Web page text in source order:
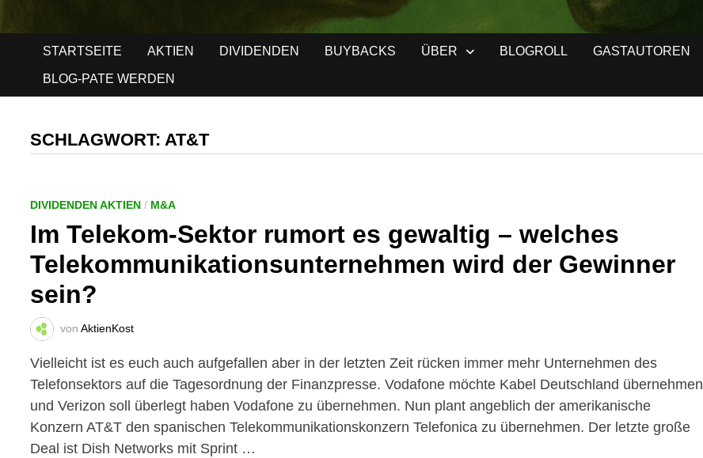
STARTSEITE AKTIEN DIVIDENDEN BUYBACKS ÜBER BLOGROLL GASTAUTOREN
BLOG-PATE WERDEN
SCHLAGWORT:AT&T
DIVIDENDEN AKTIEN / M&A
Im Telekom-Sektor rumort es gewaltig – welches
Telekommunikationsunternehmen wird der Gewinner
sein?
vonAktienKost
Vielleicht ist es euch auch aufgefallen aber in der letzten Zeit rücken immer mehr Unternehmen des
Telefonsektors auf die Tagesordnung der Finanzpresse. Vodafone möchte Kabel Deutschland übernehmen
und Verizon soll überlegt haben Vodafone zu übernehmen. Nun plant angeblich der amerikanische
Konzern AT&T den spanischen Telekommunikationskonzern Telefonica zu übernehmen. Der letzte große
Deal ist Dish Networks mit Sprint …